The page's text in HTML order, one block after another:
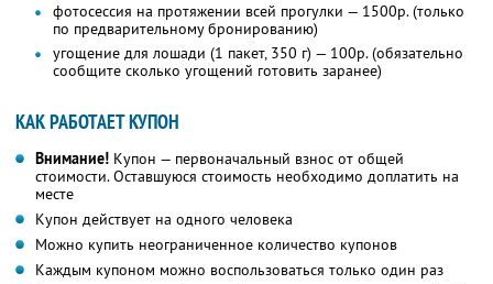
фотосессия на протяжении всей прогулки — 1500р. (только
по предварительному бронированию)
угощение для лошади (1 пакет, 350 г) — 100р. (обязательно
сообщите сколько угощений готовить заранее)
КАК РАБОТАЕТ КУПОН
Внимание! Купон — первоначальный взнос от общей
стоимости. Оставшуюся стоимость необходимо доплатить на
месте
Купон действует на одного человека
Можно купить неограниченное количество купонов
Каждым купоном можно воспользоваться только один раз